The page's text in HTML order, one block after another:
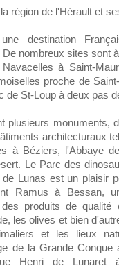
région de l'Hérault et
une destination
De nombreux sites sont
à Saint-
proche de
de St-Loup à deux pas
plusieurs monuments,
architecturaux
à Béziers, l'Abbaye
Le Parc des
de Lunas est un plaisir
Ramus à Bessan,
produits de qualité
les olives et bien
et les lieux
de la Grande Conque
Henri de Lunaret